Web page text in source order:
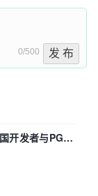
0/500 发 布
开发者与PG内